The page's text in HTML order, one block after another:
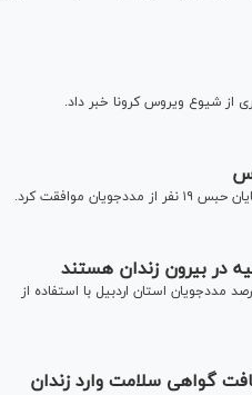
از شیوع ویروس کرونا خبر داد.
کرد.
دادگستری استان اردبیل در بازدید از زندان مرکزی استان بر این نکته تاکید کرد که ۶۸ درصد مددجویان استان اردبیل با استفاده از
گواهی سلامت وارد زندان